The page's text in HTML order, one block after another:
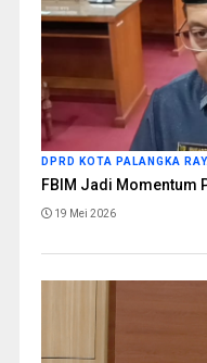
DPRD KOTA PALANGKA
FBIM Jadi Momentum
19 Mei 2026